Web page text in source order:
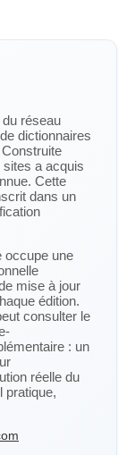
réseau
dictionnaires
a acquis
Cette
dans un
occupe une
mise à jour
édition.
consulter le
: un
réelle du
pratique,